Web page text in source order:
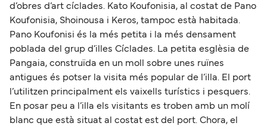
d’obres d’art cíclades. Kato Koufonisia, al costat de Pano
Koufonisia, Shoinousa i Keros, tampoc està habitada.
Pano Koufonisi és la més petita i la més densament
poblada del grup d’illes Cíclades. La petita esglèsia de
Pangaia, construïda en un moll sobre unes ruïnes
antigues és potser la visita més popular de l’illa. El port
l’utilitzen principalment els vaixells turístics i pesquers.
En posar peu a l’illa els visitants es troben amb un molí
blanc que està situat al costat est del port. Chora, el